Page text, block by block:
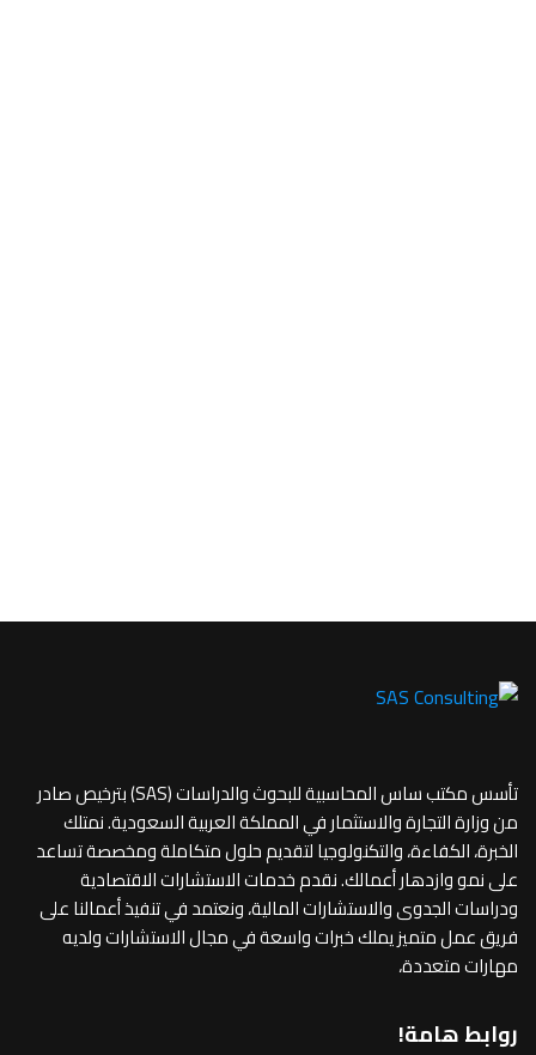
تأسس مكتب ساس المحاسبية للبحوث والدراسات (SAS) بترخيص صادر
من وزارة التجارة والاستثمار في المملكة العربية السعودية. نمتلك
الخبرة، الكفاءة، والتكنولوجيا لتقديم حلول متكاملة ومخصصة تساعد
على نمو وازدهار أعمالك. نقدم خدمات الاستشارات الاقتصادية
ودراسات الجدوى والاستشارات المالية، ونعتمد في تنفيذ أعمالنا على
فريق عمل متميز يملك خبرات واسعة في مجال الاستشارات ولديه
مهارات متعددة،
روابط هامة!